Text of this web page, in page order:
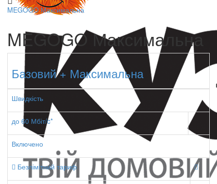
MEGOGO Максимальна
MEGOGO Максимальна
Базовий + Максимальна
Швидкість
до 60 Мбіт/c*
Включено
Безлімітний тариф